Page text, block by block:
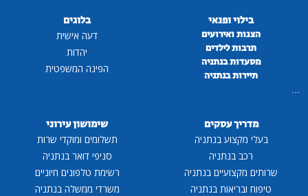
בילוי ופנאי
הצגות ואירועים
תרבות לילדים
מסעדות בנתניה
תיירות בנתניה
...
בלוגים
דעה אישית
יהדות
הפינה המשפטית
מדריך עסקים
בעלי מקצוע בנתניה
רכב בנתניה
שרותים מקצועיים בנתניה
טיפוח ובריאות בנתניה
שימושון עירוני
תשלומים ומוקדי שרות
סניפי דואר בנתניה
רשימת טלפונים חיוניים
משרדי ממשלה בנתניה